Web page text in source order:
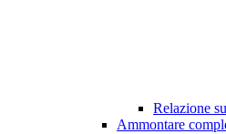
Relazione
Ammontare